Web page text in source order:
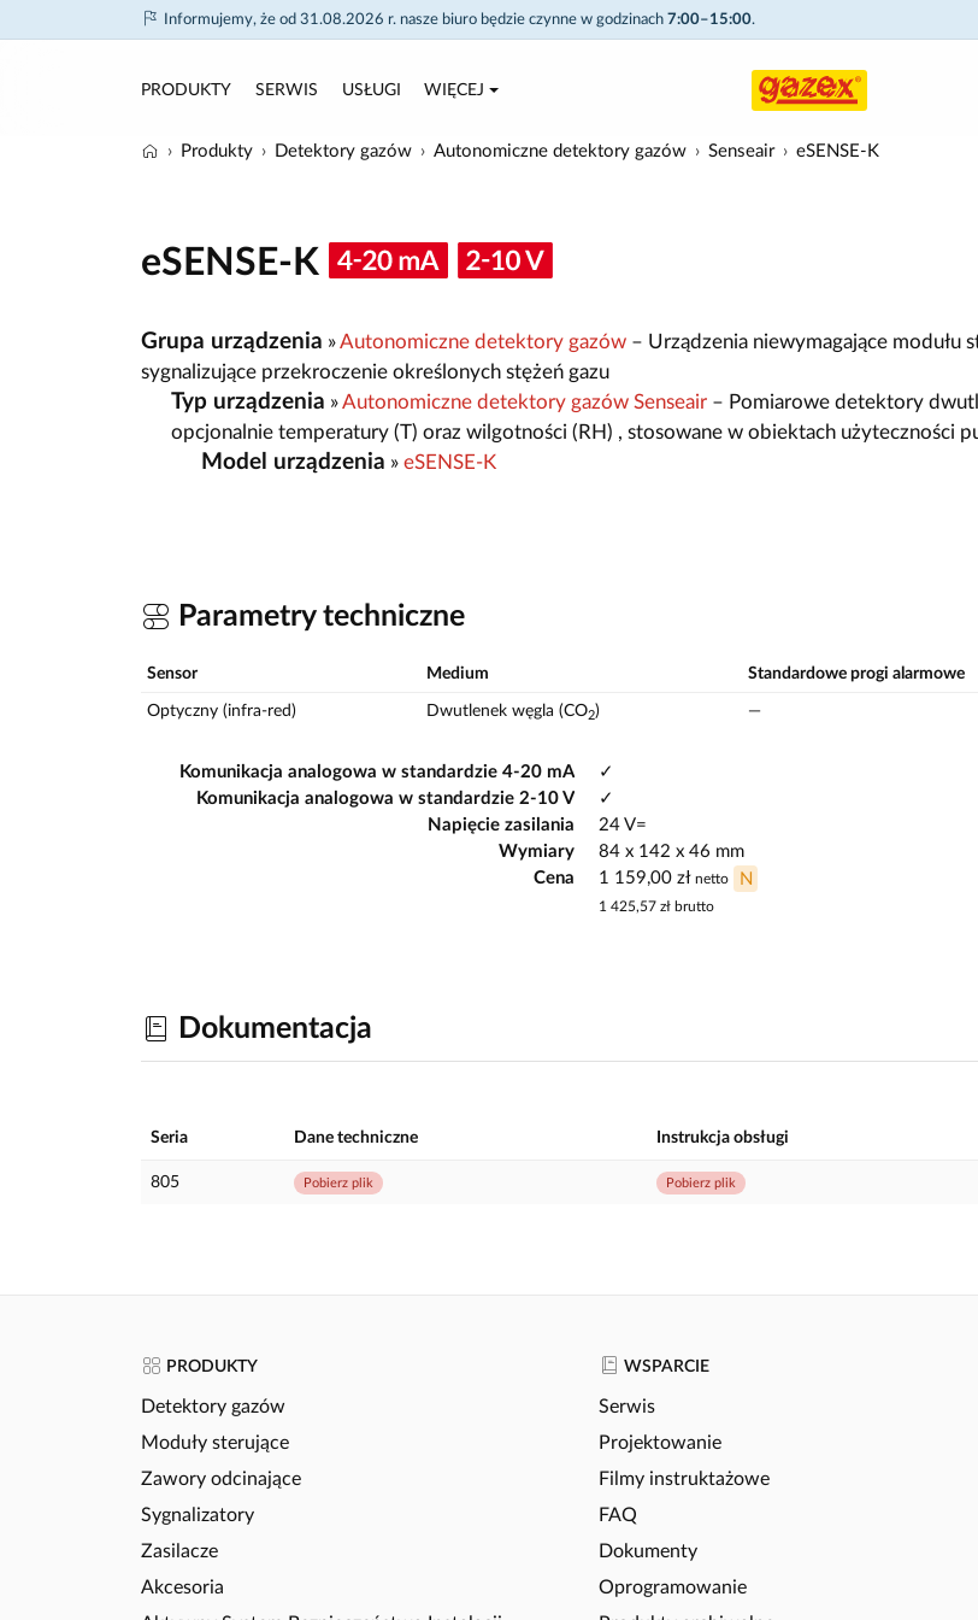
Informujemy, że od 31.08.2026 r. nasze biuro będzie czynne w godzinach 7:00–15:00.
PRODUKTY SERWIS USŁUGI WIĘCEJ
Produkty Detektory gazów Autonomiczne detektory gazów Senseair eSENSE-K
eSENSE-K
Grupa urządzenia »Autonomiczne detektory gazów – Urządzenia niewymagające modułu
sygnalizujące przekroczenie określonych stężeń gazu
Typ urządzenia »Autonomiczne detektory gazów Senseair – Pomiarowe detektory
opcjonalnie temperatury (T) oraz wilgotności (RH) , stosowane w obiektach użyteczności
Model urządzenia » eSENSE-K
Parametry techniczne
Sensor Medium Standardowe progi alarmowe
Optyczny (infra-red) Dwutlenek węgla (CO2) —
Komunikacja analogowa w standardzie 4-20 mA
✓
Komunikacja analogowa w standardzie 2-10 V
✓
Napięcie zasilania
24 V=
Wymiary
84 x 142 x 46 mm
Cena
1 159,00 zł netto N
1 425,57 zł brutto
Dokumentacja
Seria Dane techniczne Instrukcja obsługi
805 Pobierz plik Pobierz plik
PRODUKTY
Detektory gazów
Moduły sterujące
Zawory odcinające
Sygnalizatory
Zasilacze
Akcesoria
WSPARCIE
Serwis
Projektowanie
Filmy instruktażowe
FAQ
Dokumenty
Oprogramowanie